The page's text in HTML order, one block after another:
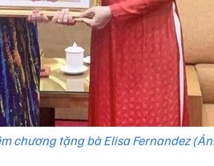
chương tặng bà Elisa Fernandez